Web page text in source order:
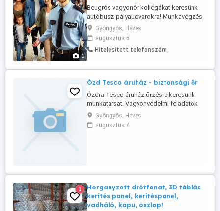
1
Beugrós vagyonőr kollégákat keresünk
autóbusz-pályaudvarokra! Munkavégzés
helye: Gyöngyös autóbusz-állomás
Gyöngyös telephely Heves autóbusz-
állomás Balassagyarmat autóbusz-
állomás Balassagyarmat telephely Hatvan
13:40 13:40 22:40 Elsősorban olyan
kollégák ...
Gyöngyös, Heves
augusztus 5
Hitelesített telefonszám
Ózd Tesco áruház - biztonsági őr
Ózdra Tesco áruház őrzésre keresünk
munkatársat. Vagyonvédelmi feladatok
ellátásához fizikai munkára képes
megváltozott munkaképességű
személyek jelentkezését is várjuk! Feladat:
Gyöngyös, Heves
augusztus 4
1
Horganyzott drótfonat, 3D táblás
kerítés panel, kerítéspanel,
vadháló, kapu, oszlop!